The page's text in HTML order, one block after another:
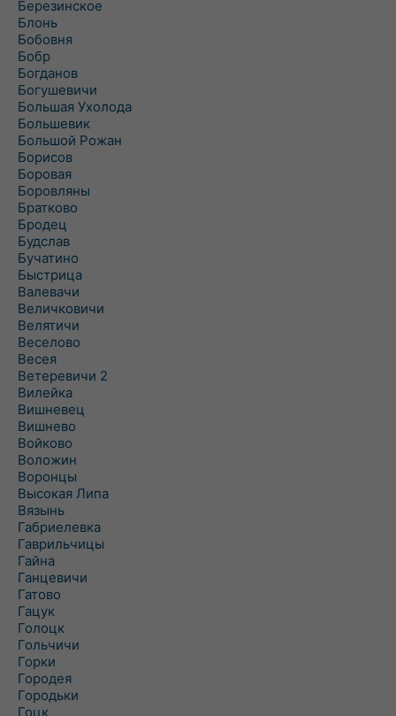
Березинское
Блонь
Бобовня
Бобр
Богданов
Богушевичи
Большая Ухолода
Большевик
Большой Рожан
Борисов
Боровая
Боровляны
Братково
Бродец
Будслав
Бучатино
Быстрица
Валевачи
Величковичи
Велятичи
Веселово
Весея
Ветеревичи 2
Вилейка
Вишневец
Вишнево
Войково
Воложин
Воронцы
Высокая Липа
Вязынь
Габриелевка
Гаврильчицы
Гайна
Ганцевичи
Гатово
Гацук
Голоцк
Гольчичи
Горки
Городея
Городьки
Гоцк